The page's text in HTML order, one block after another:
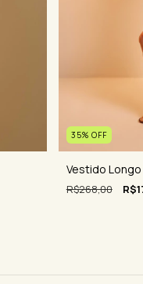
35% OFF
Vestido Longo
R$268,00